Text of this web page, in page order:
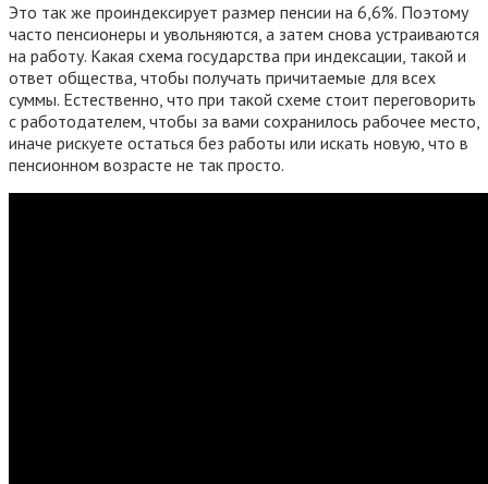
Это так же проиндексирует размер пенсии на 6,6%. Поэтому
часто пенсионеры и увольняются, а затем снова устраиваются
на работу. Какая схема государства при индексации, такой и
ответ общества, чтобы получать причитаемые для всех
суммы. Естественно, что при такой схеме стоит переговорить
с работодателем, чтобы за вами сохранилось рабочее место,
иначе рискуете остаться без работы или искать новую, что в
пенсионном возрасте не так просто.